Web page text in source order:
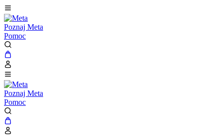
Poznaj Meta
Pomoc
Poznaj Meta
Pomoc